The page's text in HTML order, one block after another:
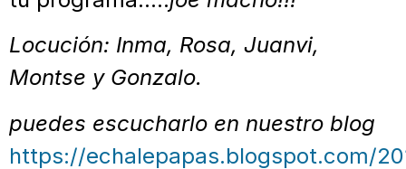
Locución: Inma, Rosa, Juanvi,
Montse y Gonzalo.
puedes escucharlo en nuestro blog
https://echalepapas.blogspot.com/